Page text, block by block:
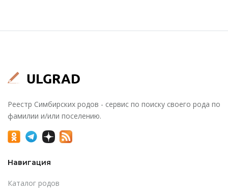
Реестр Симбирских родов - сервис по поиску своего рода по
фамилии и/или поселению.
Навигация
Каталог родов